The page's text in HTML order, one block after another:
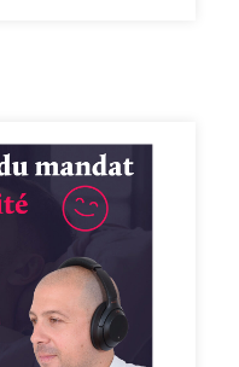
de plus !? Ah si !!
avis sur votre
découvrir par
soutien. 🙏🏻 Si
des meilleurs
votre potentiel, vous
avec un expert de
votre bilan(
entretien-via-